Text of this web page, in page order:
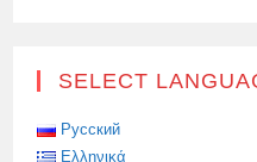
SELECT
Русский
Ελληνικά